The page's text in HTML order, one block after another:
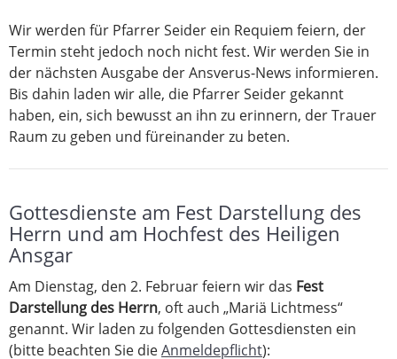
Wir werden für Pfarrer Seider ein Requiem feiern, der
Termin steht jedoch noch nicht fest. Wir werden Sie in
der nächsten Ausgabe der Ansverus-News informieren.
Bis dahin laden wir alle, die Pfarrer Seider gekannt
haben, ein, sich bewusst an ihn zu erinnern, der Trauer
Raum zu geben und füreinander zu beten.
Gottesdienste am Fest Darstellung des
Herrn und am Hochfest des Heiligen
Ansgar
Am Dienstag, den 2. Februar feiern wir das Fest
Darstellung des Herrn, oft auch „Mariä Lichtmess“
genannt. Wir laden zu folgenden Gottesdiensten ein
(bitte beachten Sie dieAnmeldepflicht):